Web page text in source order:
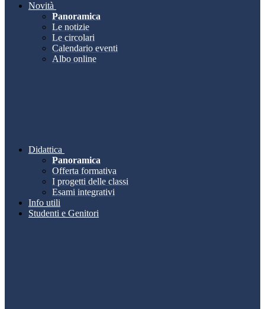
Novità
Panoramica
Le notizie
Le circolari
Calendario eventi
Albo online
Didattica
Panoramica
Offerta formativa
I progetti delle classi
Esami integrativi
Info utili
Studenti e Genitori